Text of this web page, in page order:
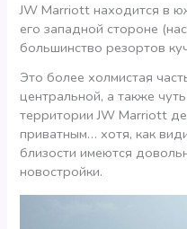
JW Marriott находится в
его западной стороне
большинство резортов
Это более холмистая
центральной, а также
территории JW Marriott
приватным… хотя, как
близости имеются
новостройки.